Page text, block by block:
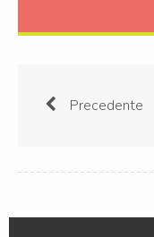
Precedente